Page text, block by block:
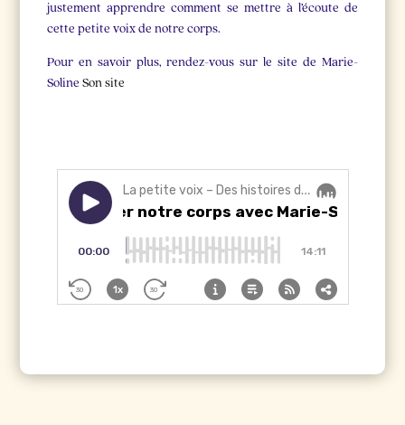
justement apprendre comment se mettre à l’écoute de
cette petite voix de notre corps.
Pour en savoir plus, rendez-vous sur le site de Marie-
SolineSon site